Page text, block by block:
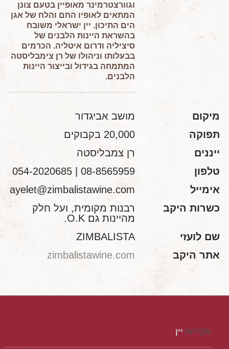
וגוורצטרמינר מאופיין בטעם צונן
המתאים לאופיו החם והלח של אגן
הים התיכון. יין ישראלי משובח
בהשראת היינות הלבנים של
סיציליה ודרום איטליה. הכרמים
בבעלותו וניהולו של רן צימבליסטה
המתמחה בגידול ובייצור היינות
הלבנים.
מיקום
מושב אביגדור
תפוקה
20,000 בקבוקים
ייננים
רן צמבליסטה
טלפון
08-8565959 | 054-2020685
אימייל
ayelet@zimbalistawine.com
כשרות היקב
רבנות מקומית, ועל חלק
מהיינות גם O.K.
שם לועזי
ZIMBALISTA
אתר היקב
zimbalistawine.com
סקירות יין